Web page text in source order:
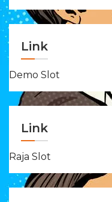
Link
Demo Slot
Link
Raja Slot